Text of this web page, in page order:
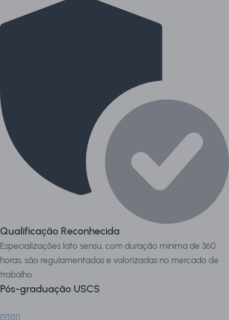
Qualificação Reconhecida
Especializações lato sensu, com duração mínima de 360
horas, são regulamentadas e valorizadas no mercado de
trabalho.
Pós-graduação USCS